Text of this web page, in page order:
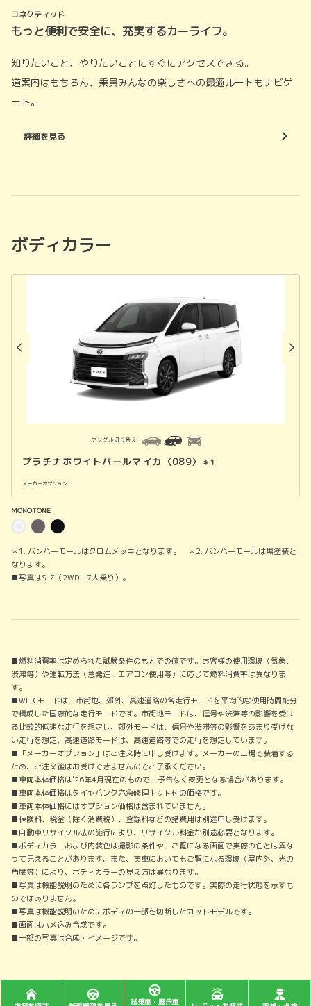
コネクティッド
もっと便利で安全に、充実するカーライフ。
知りたいこと、やりたいことにすぐにアクセスできる。
道案内はもちろん、乗員みんなの楽しさへの最適ルートもナビゲ
ート。
詳細を見る
ボディカラー
プラチナホワイトパールマイカ〈089〉 ＊1
メーカーオプション
アングル切り替え
MONOTONE
＊1. バンパーモールはクロムメッキとなります。 ＊2. バンパーモールは黒塗装と
なります。
■写真はS-Z （2WD ・ 7人乗り）。
■燃料消費率は定められた試験条件のもとでの値です。お客様の使用環境（気象、
渋滞等）や運転方法（急発進、エアコン使用等）に応じて燃料消費率は異なりま
す。
■WLTCモードは、市街地、郊外、高速道路の各走行モードを平均的な使用時間配分
で構成した国際的な走行モードです。市街地モードは、信号や渋滞等の影響を受け
る比較的低速な走行を想定し、郊外モードは、信号や渋滞等の影響をあまり受けな
い走行を想定、高速道路モードは、高速道路等での走行を想定しています。
■「メーカーオプション」はご注文時に申し受けます。メーカーの工場で装着する
ため、ご注文後はお受けできませんのでご了承ください。
■車両本体価格は'26年4月現在のもので、予告なく変更となる場合があります。
■車両本体価格はタイヤパンク応急修理キット付の価格です。
■車両本体価格にはオプション価格は含まれていません。
■保険料、税金（除く消費税）、登録料などの諸費用は別途申し受けます。
■自動車リサイクル法の施行により、リサイクル料金が別途必要となります。
■ボディカラーおよび内装色は撮影の条件や、ご覧になる画面で実際の色とは異な
って見えることがあります。また、実車においてもご覧になる環境（屋内外、光の
角度等）により、ボディカラーの見え方は異なります。
■写真は機能説明のために各ランプを点灯したものです。実際の走行状態を示すも
のではありません。
■写真は機能説明のためにボディの一部を切断したカットモデルです。
■画面はハメ込み合成です。
■一部の写真は合成・イメージです。
試乗車・展示車